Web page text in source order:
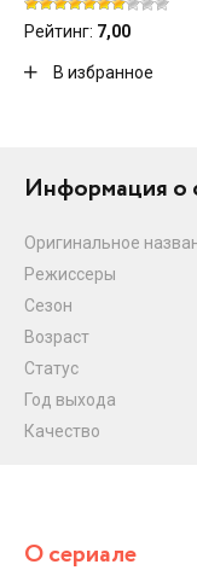
Рейтинг: 7,00
В избранное
Информация о
Оригинальное
Режиссеры
Сезон
Возраст
Статус
Год выхода
Качество
О сериале